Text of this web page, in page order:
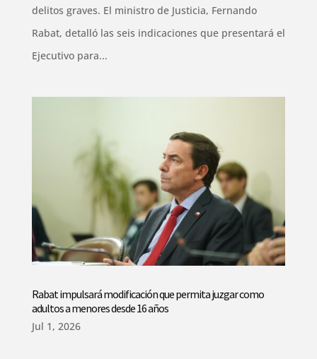
delitos graves. El ministro de Justicia, Fernando
Rabat, detalló las seis indicaciones que presentará el
Ejecutivo para...
Rabat impulsará modificación que permita juzgar como
adultos a menores desde 16 años
Jul 1, 2026